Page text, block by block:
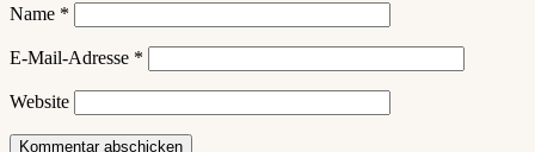
Name *
E-Mail-Adresse *
Website